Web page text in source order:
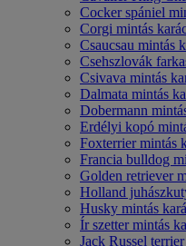
Cocker spániel
Corgi mintás
Csaucsau mintás
Csehszlovák
Csivava mintás
Dalmata mintás
Dobermann
Erdélyi kopó
Foxterrier mintás
Francia bulldog
Golden retriever
Holland
Husky mintás
Ír szetter mintás
Jack Russel